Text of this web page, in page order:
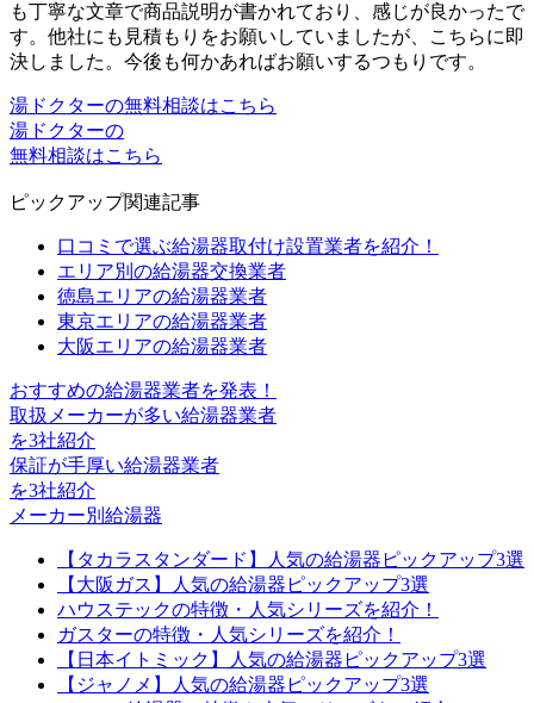
も丁寧な文章で商品説明が書かれており、感じが良かったで
す。他社にも見積もりをお願いしていましたが、こちらに即
決しました。今後も何かあればお願いするつもりです。
湯ドクターの無料相談はこちら
湯ドクターの
無料相談はこちら
ピックアップ関連記事
口コミで選ぶ給湯器取付け設置業者を紹介！
エリア別の給湯器交換業者
徳島エリアの給湯器業者
東京エリアの給湯器業者
大阪エリアの給湯器業者
おすすめの給湯器業者を発表！
取扱メーカーが多い給湯器業者
を3社紹介
保証が手厚い給湯器業者
を3社紹介
メーカー別給湯器
【タカラスタンダード】人気の給湯器ピックアップ3選
【大阪ガス】人気の給湯器ピックアップ3選
ハウステックの特徴・人気シリーズを紹介！
ガスターの特徴・人気シリーズを紹介！
【日本イトミック】人気の給湯器ピックアップ3選
【ジャノメ】人気の給湯器ピックアップ3選